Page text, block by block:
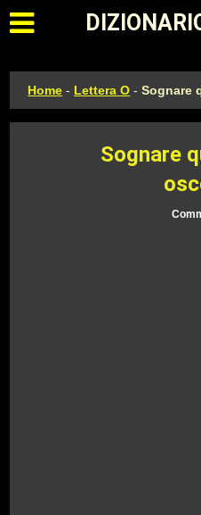
Apri il menu
Home - Lettera O -Sognare
Sognare